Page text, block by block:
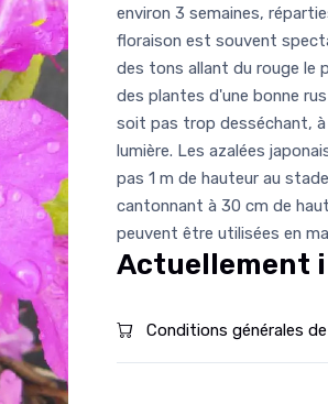
environ 3 semaines,
floraison est souvent
des tons allant du rouge le
des plantes d'une bonne
soit pas trop desséchant, à
lumière. Les azalées
pas 1 m de hauteur au
cantonnant à 30 cm de
peuvent être utilisées en
Actuellement
Conditions générales